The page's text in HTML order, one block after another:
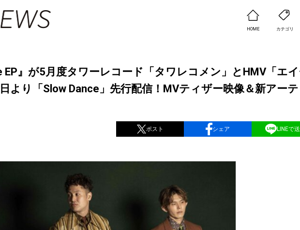
HOME カテゴリ
EP』が5月度タワーレコード「タワレコメン」とHMV「エ
より「Slow Dance」先行配信！MVティザー映像＆新アー
ポスト シェア LINEで